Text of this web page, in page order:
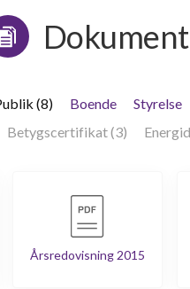
Dokument
(8) Boende
Styrelse
Betygscertifikat (3)
Årsredovisning 2015